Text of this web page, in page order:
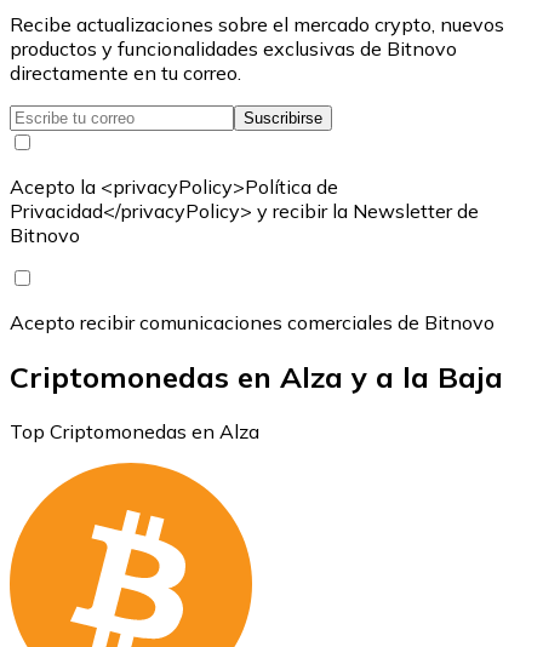
Recibe actualizaciones sobre el mercado crypto, nuevos
productos y funcionalidades exclusivas de Bitnovo
directamente en tu correo.
Suscribirse
Acepto la <privacyPolicy>Política de
Privacidad</privacyPolicy> y recibir la Newsletter de
Bitnovo
Acepto recibir comunicaciones comerciales de Bitnovo
Criptomonedas en Alza y a la Baja
Top Criptomonedas en Alza